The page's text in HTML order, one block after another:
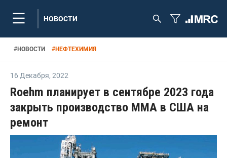
НОВОСТИ
#НОВОСТИ #НЕФТЕХИМИЯ
16 Декабря, 2022
Roehm планирует в сентябре 2023 года
закрыть производство ММА в США на
ремонт